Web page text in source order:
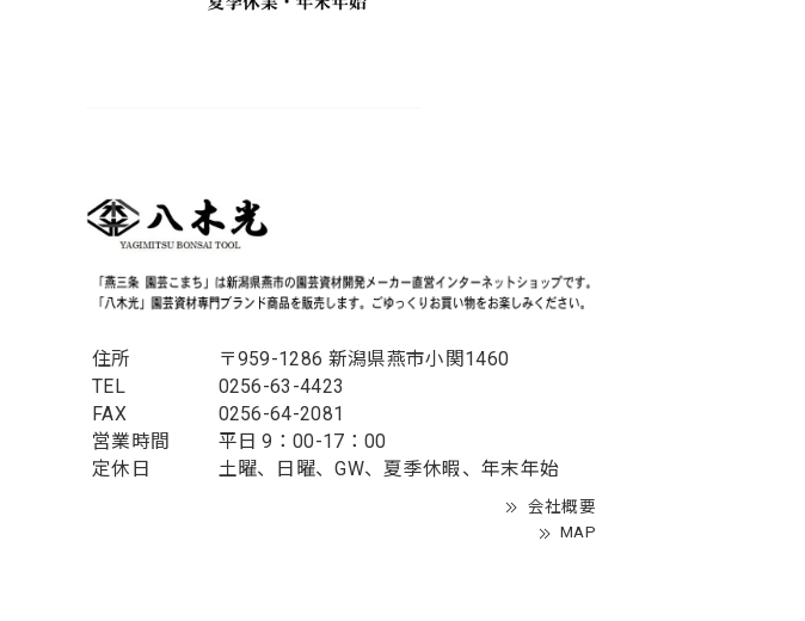
住所
〒959-1286 新潟県燕市小関1460
TEL
0256-63-4423
FAX
0256-64-2081
営業時間
平日 9：00-17：00
定休日
土曜、日曜、GW、夏季休暇、年末年始
会社概要
MAP